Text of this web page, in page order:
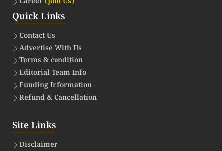
Quick Links
Contact Us
Advertise With Us
Terms & condition
Editorial Team Info
Funding Information
Refund & Cancellation
Site Links
Disclaimer